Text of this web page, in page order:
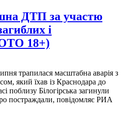
ДТП за участю
і
18+)
трапилася масштабна аварія з
який їхав із Краснодара до
поблизу Білогірська загинули
постраждали, повідомляє РИА